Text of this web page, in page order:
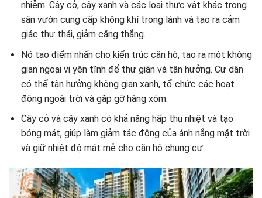
nhiễm. Cây cỏ, cây xanh và các loại thực vật khác trong
sân vườn cung cấp không khí trong lành và tạo ra cảm
giác thư thái, giảm căng thẳng.
Nó tạo điểm nhấn cho kiến trúc căn hộ, tạo ra một không
gian ngoại vi yên tĩnh để thư giãn và tận hưởng. Cư dân
có thể tận hưởng không gian xanh, tổ chức các hoạt
động ngoài trời và gặp gỡ hàng xóm.
Cây cỏ và cây xanh có khả năng hấp thụ nhiệt và tạo
bóng mát, giúp làm giảm tác động của ánh nắng mặt trời
và giữ nhiệt độ mát mẻ cho căn hộ chung cư.